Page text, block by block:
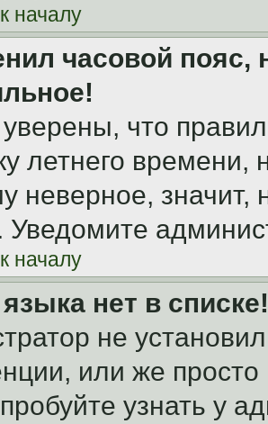
началу
часовой пояс,
что
летнего
неверное, значит,
Уведомите
началу
нет в списке!
не
или же
узнать у